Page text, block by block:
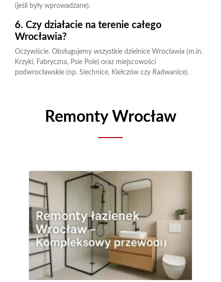
(jeśli były wprowadzane).
6. Czy działacie na terenie całego
Wrocławia?
Oczywiście. Obsługujemy wszystkie dzielnice Wrocławia (m.in.
Krzyki, Fabryczna, Psie Pole) oraz miejscowości
podwrocławskie (np. Siechnice, Kiełczów czy Radwanice).
Remonty Wrocław
Wrocław Montaż Sufitów
Podwieszanych LED
Sufity podwieszane LED to coraz
popularniejsze rozwiązanie w dzisiejszych
czasach. Ich montaż nie tylko nadaje
pomieszczeniu nowoczesnego stylu, ale także
zapewnia odpowiednie oświetlenie.